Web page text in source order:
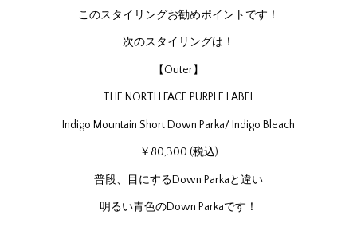
このスタイリングお勧めポイントです！
次のスタイリングは！
【Outer】
THE NORTH FACE PURPLE LABEL
Indigo Mountain Short Down Parka/ Indigo Bleach
￥80,300 (税込)
普段、目にするDown Parkaと違い
明るい青色のDown Parkaです！